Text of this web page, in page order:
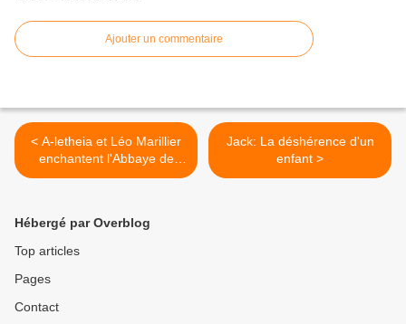
Ajouter un commentaire
< A-letheia et Léo Marillier
enchantent l'Abbaye de
Preuilly
Jack: La déshérence d'un
enfant >
Hébergé par Overblog
Top articles
Pages
Contact